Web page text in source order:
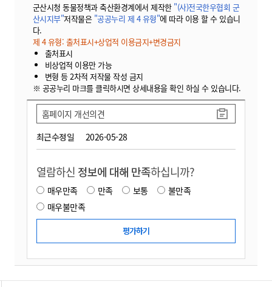
군산시청 동물정책과 축산환경계에서 제작한 "(사)전국한우협회 군
산시지부"저작물은 "공공누리 제 4 유형"에 따라 이용 할 수 있습니
다.
제 4 유형: 출처표시+상업적 이용금지+변경금지
출처표시
비상업적 이용만 가능
변형 등 2차적 저작물 작성 금지
※ 공공누리 마크를 클릭하시면 상세내용을 확인 하실 수 있습니다.
최근수정일 2026-05-28
홈페이지 개선의견
열람하신 정보에 대해 만족하십니까?
매우만족 만족 보통
불만족
매우불만족